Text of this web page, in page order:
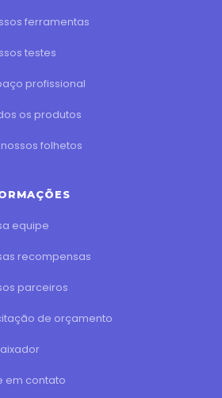
ferramentas
testes
profissional
os produtos
folhetos
equipe
recompensas
parceiros
de orçamento
em contato